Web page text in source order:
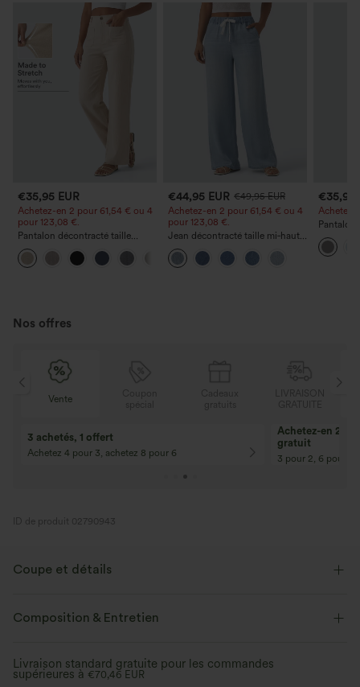
€35,95 EUR
Achetez-en 2 pour 61,54 € ou 4
pour 123,08 €.
Pantalon décontracté taille
haute à jambe droite, effet lin,
avec poches
€44,95 EUR €49,95 EUR
Achetez-en 2 pour 61,54 € ou 4
pour 123,08 €.
Jean décontracté taille mi‑haute,
à cordon de serrage, avec
poches
€35,95
Achetez-
Pantalon
poches
Nos offres
Vente
3 achetés, 1 offert
Achetez 4 pour 3, achetez 8 pour 6
Achetez-en 2,
gratuit
3 pour 2, 6 pour 4,
ID de produit 02790943
Coupe et détails
Près du corps Col V
Élasticité quatre directions
Composition & Entretien
Livraison standard gratuite pour les commandes
supérieures à €70,46 EUR